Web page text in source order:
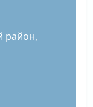
район,